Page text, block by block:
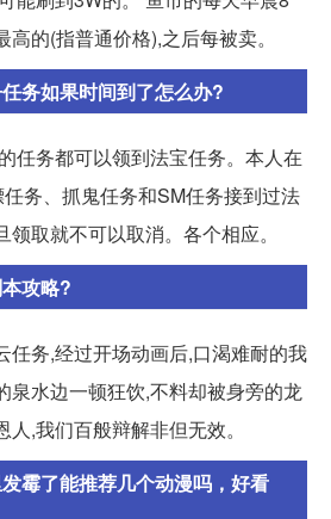
的(指普通价格),之后每被卖。
务如果时间到了怎么办?
任务都可以领到法宝任务。本人在
务、抓鬼任务和SM任务接到过法
取就不可以取消。各个相应。
攻略?
任务,经过开场动画后,口渴难耐的我
泉水边一顿狂饮,不料却被身旁的龙
,我们百般辩解非但无效。
霉了能推荐几个动漫吗，好看